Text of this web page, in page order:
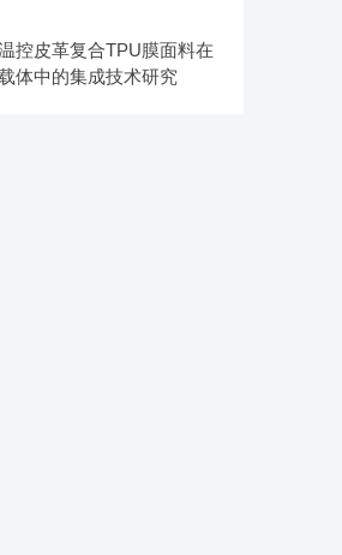
控皮革复合TPU膜面料在
体中的集成技术研究